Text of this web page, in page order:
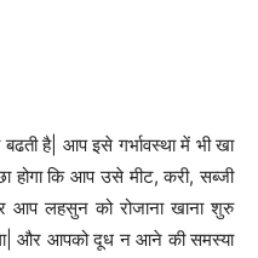
है| आप इसे गर्भावस्था में भी खा
कि आप उसे मीट, करी, सब्‍जी
लहसुन को रोजाना खाना शुरु
और आपको दूध न आने की समस्या